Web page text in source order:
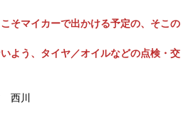
そマイカーで出かける予定の、そこの
よう、タイヤ／オイルなどの点検・交
西川